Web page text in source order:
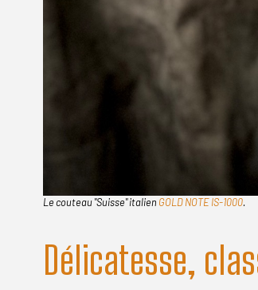
Le couteau "Suisse" italien GOLD NOTE IS-1000.
Délicatesse,